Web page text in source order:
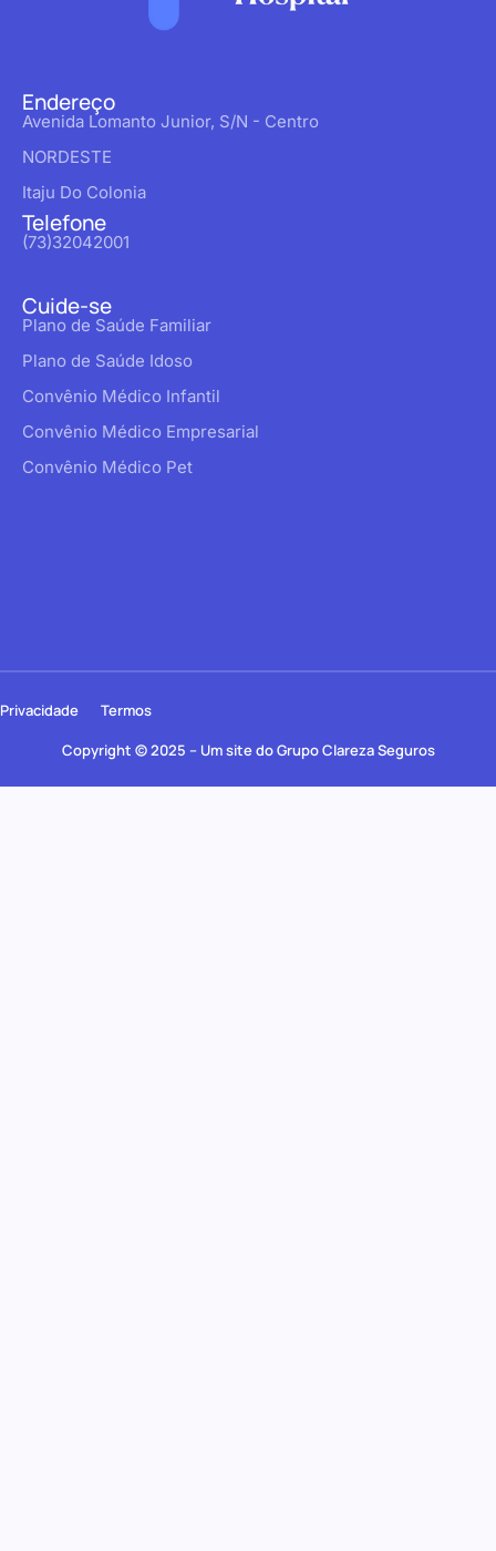
Endereço
Avenida Lomanto Junior, S/N - Centro
NORDESTE
Itaju Do Colonia
Telefone
(73)32042001
Cuide-se
Plano de Saúde Familiar
Plano de Saúde Idoso
Convênio Médico Infantil
Convênio Médico Empresarial
Convênio Médico Pet
Copyright © 2025 – Um site do Grupo Clareza Seguros
Privacidade Termos